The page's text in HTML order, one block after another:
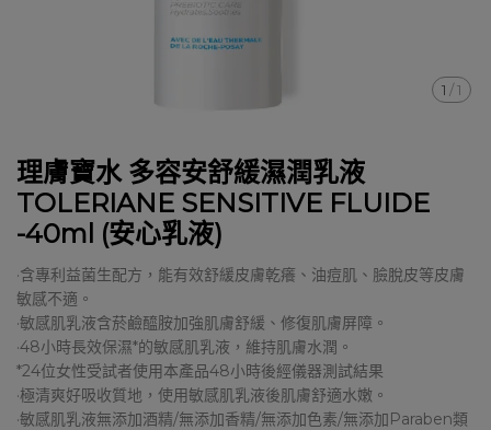
1 /1
理膚寶水 多容安舒緩濕潤乳液
TOLERIANE SENSITIVE FLUIDE
-40ml (安心乳液)
·含專利益菌生配方，能有效舒緩皮膚乾癢、油痘肌、臉脫皮等皮膚
敏感不適。
·敏感肌乳液含菸鹼醯胺加強肌膚舒緩、修復肌膚屏障。
·48小時長效保濕*的敏感肌乳液，維持肌膚水潤。
*24位女性受試者使用本產品48小時後經儀器測試結果
·極清爽好吸收質地，使用敏感肌乳液後肌膚舒適水嫩。
·敏感肌乳液無添加酒精/無添加香精/無添加色素/無添加Paraben類